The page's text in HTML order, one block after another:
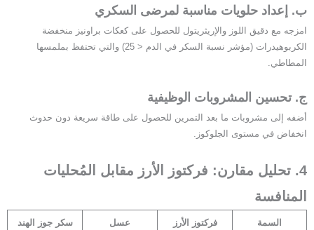
ب. إعداد حلويات مناسبة لمرضى السكري
امزجه مع دقيق اللوز والإريثريتول للحصول على كعكات براونيز منخفضة
الكربوهيدرات (مؤشر نسبة السكر في الدم < 25) والتي تحتفظ بملمسها
المطاطي.
ج. تحسين المشروبات الوظيفية
أضفه إلى مشروبات ما بعد التمرين للحصول على طاقة سريعة دون حدوث
انخفاض في مستوى الجلوكوز.
4. تحليل مقارن: فركتوز الأرز مقابل المُحليات
المنافسة
​السمة​
فركتوز الأرز
عسل سكر جوز الهند